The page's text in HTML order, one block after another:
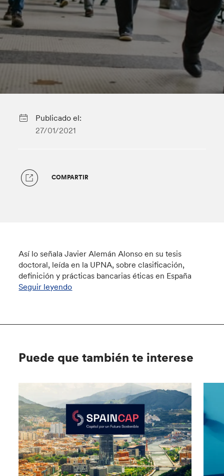
Publicado el:
27/01/2021
COMPARTIR
Así lo señala Javier Alemán Alonso en su tesis
doctoral, leída en la UPNA, sobre clasificación,
definición y prácticas bancarias éticas en España
Seguir leyendo
Puede que también te interese